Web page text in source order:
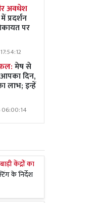
अवधेश
प्रदर्शन
पर
मेष से
दिन,
लाभ; इन्हें
06:00:14
केंद्रों का
के निर्देश